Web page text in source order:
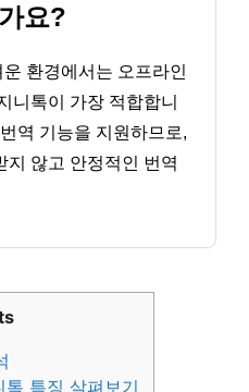
요?
환경에서는 오프라인
니톡이 가장 적합합니
역 기능을 지원하므로,
지 않고 안정적인 번역
특징 살펴보기